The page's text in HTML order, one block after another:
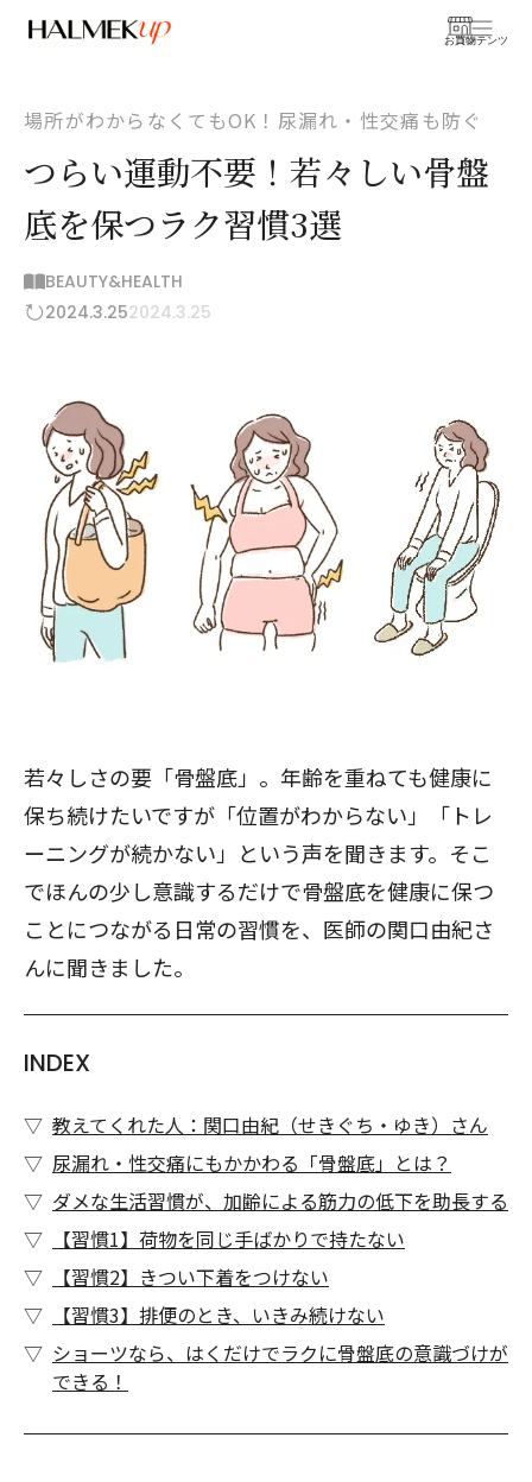
お買物
コンテンツ
場所がわからなくてもOK！尿漏れ・性交痛も防ぐ
つらい運動不要！若々しい骨盤
底を保つラク習慣3選
BEAUTY&HEALTH
2024.3.252024.3.25
若々しさの要「骨盤底」。年齢を重ねても健康に
保ち続けたいですが「位置がわからない」「トレ
ーニングが続かない」という声を聞きます。そこ
でほんの少し意識するだけで骨盤底を健康に保つ
ことにつながる日常の習慣を、医師の関口由紀さ
んに聞きました。
INDEX
教えてくれた人：関口由紀（せきぐち・ゆき）さん
尿漏れ・性交痛にもかかわる「骨盤底」とは？
ダメな生活習慣が、加齢による筋力の低下を助長する
【習慣1】荷物を同じ手ばかりで持たない
【習慣2】きつい下着をつけない
【習慣3】排便のとき、いきみ続けない
ショーツなら、はくだけでラクに骨盤底の意識づけが
できる！